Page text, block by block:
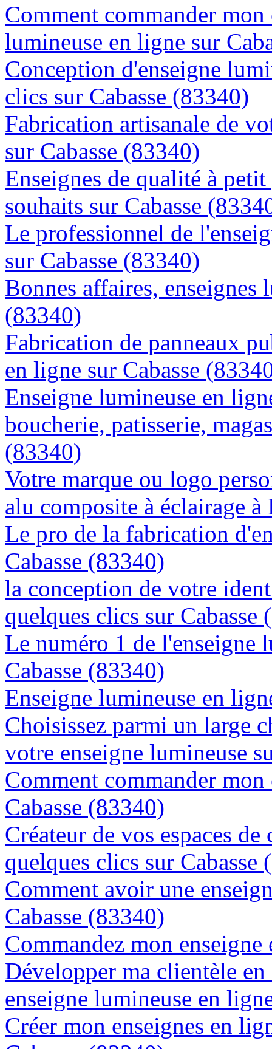
Comment commander
lumineuse en ligne sur
Conception d'enseigne
clics sur Cabasse (83340)
Fabrication artisanale de
sur Cabasse (83340)
Enseignes de qualité à
souhaits sur Cabasse
Le professionnel de
sur Cabasse (83340)
Bonnes affaires, enseignes
(83340)
Fabrication de panneaux
en ligne sur Cabasse
Enseigne lumineuse en
boucherie, patisserie,
(83340)
Votre marque ou logo
alu composite à éclairage
Le pro de la fabrication
Cabasse (83340)
la conception de votre
quelques clics sur Cabasse
Le numéro 1 de l'enseigne
Cabasse (83340)
Enseigne lumineuse en
Choisissez parmi un large
votre enseigne lumineuse
Comment commander
Cabasse (83340)
Créateur de vos espaces
quelques clics sur Cabasse
Comment avoir une
Cabasse (83340)
Commandez mon
Développer ma clientèle
enseigne lumineuse en
Créer mon enseignes en